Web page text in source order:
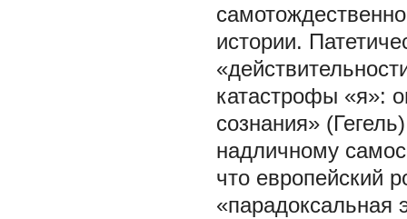
истории.
катастрофы «я»:
сознания»
надличному
что европейский
«парадоксальная